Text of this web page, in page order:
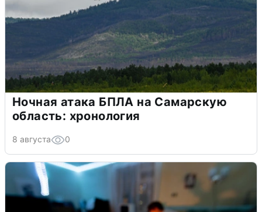
Ночная атака БПЛА на Самарскую
область: хронология
8 августа 0